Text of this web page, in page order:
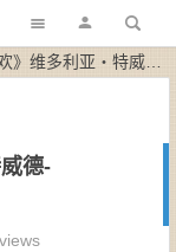
利亚・特威德-epub+mobi
德-